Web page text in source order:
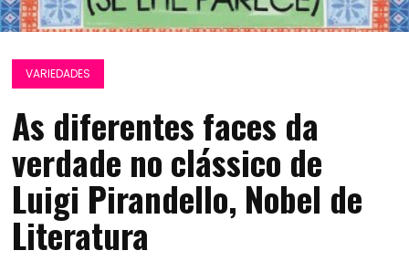
VARIEDADES
As diferentes faces da
verdade no clássico de
Luigi Pirandello, Nobel de
Literatura